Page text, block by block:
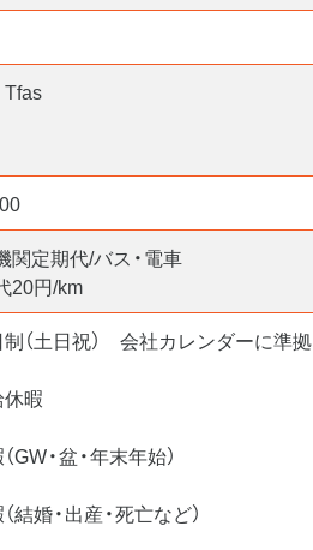
関定期代/バス・電車
20円/km
制（土日祝） 会社カレンダーに準拠
休暇
GW・盆・年末年始）
結婚・出産・死亡など）